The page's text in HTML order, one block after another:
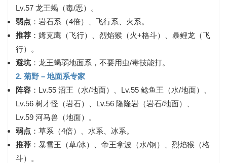
Lv.57 龙王蝎（毒/恶）。
弱点 ：岩石系（4倍）、飞行系、火系。
推荐 ：姆克鹰（飞行）、烈焰猴（火+格斗）、暴鲤龙（飞
行）。
避坑：龙王蝎弱地面系，不要用虫/毒技能打。
2. 菊野 – 地面系专家
阵容 ：Lv.55 沼王（水/地面）、Lv.55 鲶鱼王（水/地面）、
Lv.56 树才怪（岩石）、Lv.56 隆隆岩（岩石/地面）、
Lv.59 河马兽（地面）。
弱点 ：草系（4倍）、水系、冰系。
推荐 ：暴雪王（草/冰）、帝王拿波（水/钢）、烈焰猴（格
斗）。